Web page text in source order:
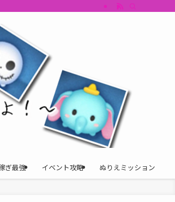
も丁寧に解説。ツムツムイベント、ツムツム攻略、ツムツ
ぎ最強 イベント攻略 ぬりえミッション